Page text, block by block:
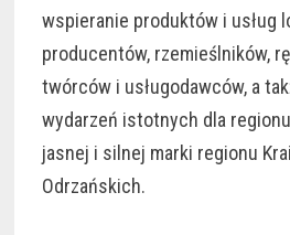
wspieranie produktów i usług
producentów, rzemieślników,
twórców i usługodawców, a
wydarzeń istotnych dla
jasnej i silnej marki regionu
Odrzańskich.